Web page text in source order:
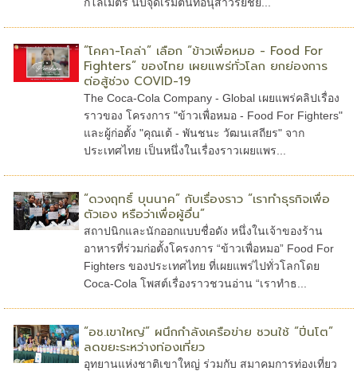
“โคคา-โคล่า” เลือก “ข้าวเพื่อหมอ - Food For
Fighters” ของไทย เผยแพร่ทั่วโลก ยกย่องการ
ต่อสู้ช่วง COVID-19
The Coca-Cola Company - Global เผยแพร่คลิปเรื่อง
ราวของ โครงการ "ข้าวเพื่อหมอ - Food For Fighters"
และผู้ก่อตั้ง "คุณเต้ - พันชนะ วัฒนเสถียร" จาก
ประเทศไทย เป็นหนึ่งในเรื่องราวเผยแพร...
“ดวงฤทธิ์ บุนนาค” กับเรื่องราว “เราทำธุรกิจเพื่อ
ตัวเอง หรือว่าเพื่อผู้อื่น”
สถาปนิกและนักออกแบบชื่อดัง หนึ่งในเจ้าของร้าน
อาหารที่ร่วมก่อตั้งโครงการ “ข้าวเพื่อหมอ” Food For
Fighters ของประเทศไทย ที่เผยแพร่ไปทั่วโลกโดย
Coca-Cola โพสต์เรื่องราวชวนอ่าน “เราทำธ...
“อช.เขาใหญ่” ผนึกกำลังเครือข่าย ชวนใช้ “ปิ่นโต”
ลดขยะระหว่างท่องเที่ยว
อุทยานแห่งชาติเขาใหญ่ ร่วมกับ สมาคมการท่องเที่ยว